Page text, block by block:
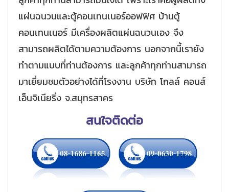
แผ่นฉนวนและตู้คอนเทนเนอร์ออฟฟิศ บ้านตู้
คอนเทนเนอร์ มีเครื่องผลิตแผ่นฉนวนเอง จึง
สามารถผลิตได้ตามความต้องการ นอกจากนี้เรายัง
ทำตามแบบที่ท่านต้องการ และลูกค้าทุกท่านสามารถ
มาเยี่ยมชมตัวอย่างได้ที่โรงงาน บริษัท โกลล์ คอนส์
เอ็นจิเนียริ่ง จ.สมุทรสาคร
สนใจติดต่อ